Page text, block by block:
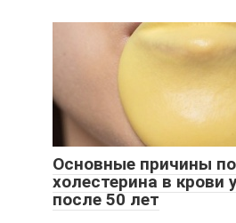
Основные причины
холестерина в крови
после 50 лет